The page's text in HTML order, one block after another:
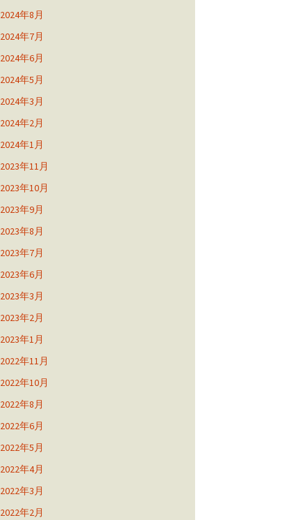
2024年8月
2024年7月
2024年6月
2024年5月
2024年3月
2024年2月
2024年1月
2023年11月
2023年10月
2023年9月
2023年8月
2023年7月
2023年6月
2023年3月
2023年2月
2023年1月
2022年11月
2022年10月
2022年8月
2022年6月
2022年5月
2022年4月
2022年3月
2022年2月